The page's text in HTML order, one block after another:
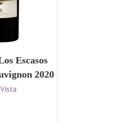
Escasos
2020